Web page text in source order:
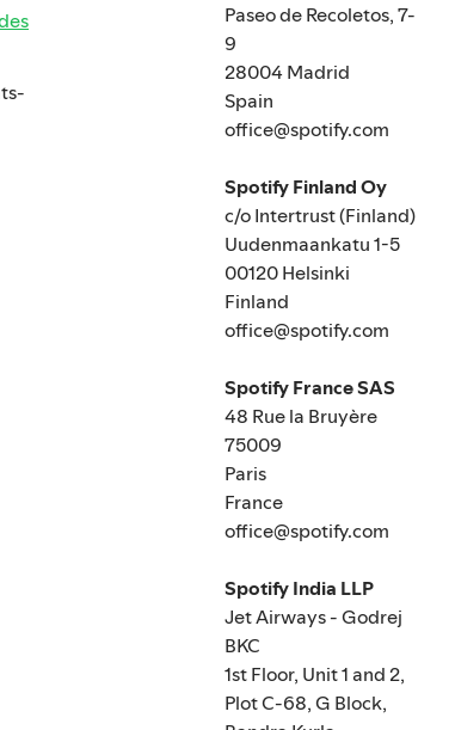
Paseo de Recoletos, 7-
9
28004 Madrid
Spain
office@spotify.com
Spotify Finland Oy
c/o Intertrust (Finland)
Uudenmaankatu 1-5
00120 Helsinki
Finland
office@spotify.com
Spotify France SAS
48 Rue la Bruyère
75009
Paris
France
office@spotify.com
Spotify India LLP
Jet Airways - Godrej
BKC
1st Floor, Unit 1 and 2,
Plot C-68, G Block,